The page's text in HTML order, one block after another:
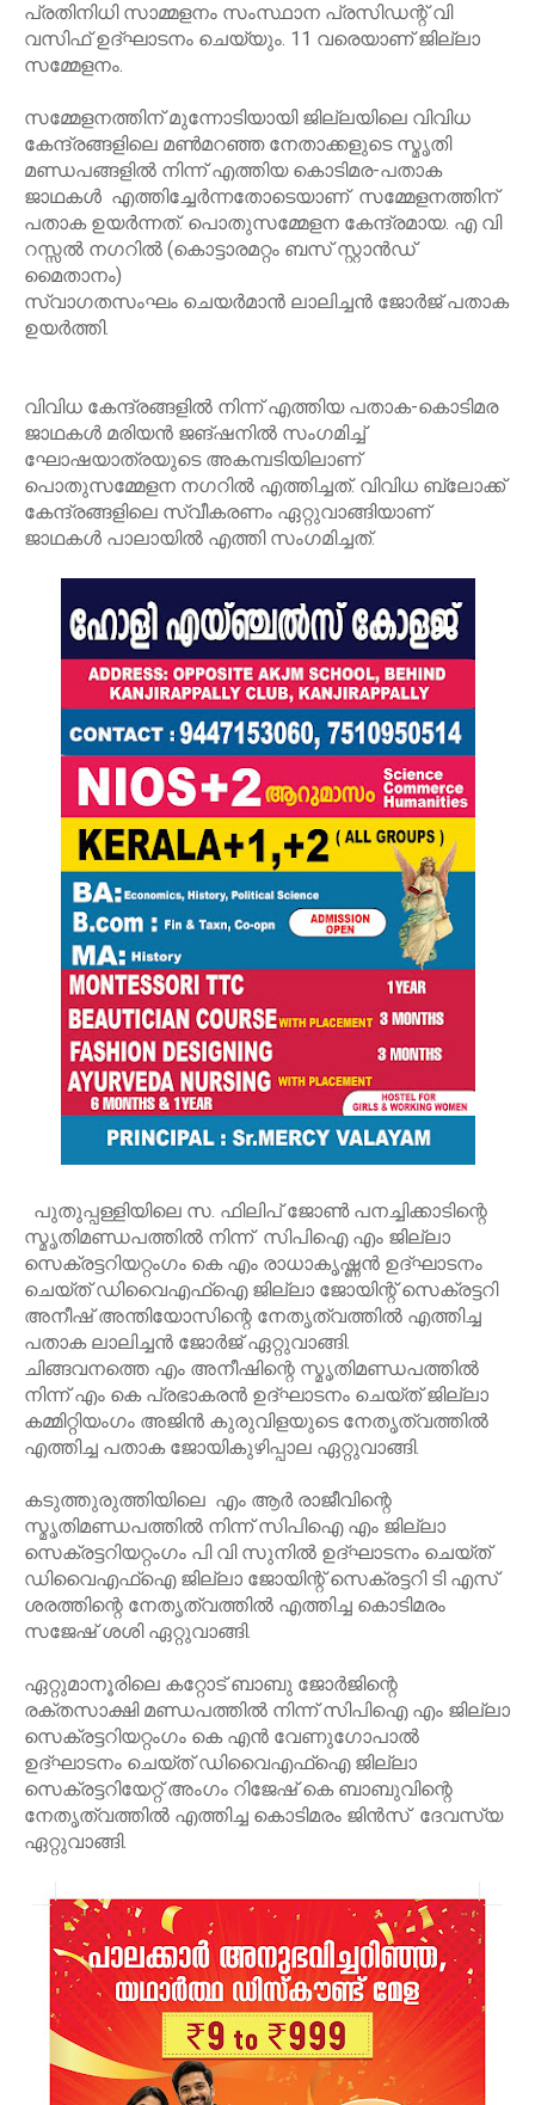
പ്രതിനിധി സാമ്മളനം സംസ്ഥാന പ്രസിഡന്റ് വി
വസിഫ് ഉദ്ഘാടനം ചെയ്യും. 11 വരെയാണ് ജില്ലാ
സമ്മേളനം.
സമ്മേളനത്തിന് മുന്നോടിയായി ജില്ലയിലെ വിവിധ
കേന്ദ്രങ്ങളിലെ മൺമറഞ്ഞ നേതാക്കളുടെ സ്മൃതി
മണ്ഡപങ്ങളിൽ നിന്ന് എത്തിയ കൊടിമര-പതാക
ജാഥകൾ എത്തിച്ചേർന്നതോടെയാണ് സമ്മേളനത്തിന്
പതാക ഉയർന്നത്. പൊതുസമ്മേളന കേന്ദ്രമായ. എ വി
റസ്സൽ നഗറിൽ (കൊട്ടാരമറ്റം ബസ് സ്റ്റാൻഡ്
മൈതാനം)
സ്വാഗതസംഘം ചെയർമാൻ ലാലിച്ചൻ ജോർജ്‌ പതാക
ഉയർത്തി.
വിവിധ കേന്ദ്രങ്ങളിൽ നിന്ന് എത്തിയ പതാക-കൊടിമര
ജാഥകൾ മരിയൻ ജങ്ഷനിൽ സംഗമിച്ച്
ഘോഷയാത്രയുടെ അകമ്പടിയിലാണ്
പൊതുസമ്മേളന നഗറിൽ എത്തിച്ചത്. വിവിധ ബ്ലോക്ക്
കേന്ദ്രങ്ങളിലെ സ്വീകരണം ഏറ്റുവാങ്ങിയാണ്
ജാഥകൾ പാലായിൽ എത്തി സംഗമിച്ചത്.
പുതുപ്പള്ളിയിലെ സ. ഫിലിപ് ജോൺ പനച്ചിക്കാടിന്റെ
സ്മൃതിമണ്ഡപത്തിൽ നിന്ന് സിപിഐ എം ജില്ലാ
സെക്രട്ടറിയറ്റംഗം കെ എം രാധാകൃഷ്ണൻ ഉദ്ഘാടനം
ചെയ്ത് ഡിവൈഎഫ്ഐ ജില്ലാ ജോയിന്റ് സെക്രട്ടറി
അനീഷ് അന്തിയോസിന്റെ നേതൃത്വത്തിൽ എത്തിച്ച
പതാക ലാലിച്ചൻ ജോർജ് ഏറ്റുവാങ്ങി.
​ചിങ്ങവനത്തെ എം അനീഷിന്റെ സ്മൃതിമണ്ഡപത്തിൽ
നിന്ന് എം കെ പ്രഭാകരൻ ഉദ്ഘാടനം ചെയ്ത്‌ ജില്ലാ
കമ്മിറ്റിയംഗം അജിൻ കുരുവിളയുടെ നേതൃത്വത്തിൽ
എത്തിച്ച പതാക ജോയികുഴിപ്പാല ഏറ്റുവാങ്ങി.
​കടുത്തുരുത്തിയിലെ എം ആർ രാജീവിന്റെ
സ്മൃതിമണ്ഡപത്തിൽ നിന്ന് സിപിഐ എം ജില്ലാ
സെക്രട്ടറിയറ്റംഗം പി വി സുനിൽ ഉദ്ഘാടനം ചെയ്ത്
ഡിവൈഎഫ്ഐ ജില്ലാ ജോയിന്റ് സെക്രട്ടറി ടി എസ്
ശരത്തിന്റെ നേതൃത്വത്തിൽ എത്തിച്ച ​കൊടിമരം
സജേഷ് ശശി ഏറ്റുവാങ്ങി.
ഏറ്റുമാനൂരിലെ കറ്റോട് ബാബു ജോർജിന്റെ
രക്തസാക്ഷി മണ്ഡപത്തിൽ നിന്ന് സിപിഐ എം ജില്ലാ
സെക്രട്ടറിയറ്റംഗം കെ എൻ വേണുഗോപാൽ
ഉദ്ഘാടനം ചെയ്ത് ഡിവൈഎഫ്ഐ ജില്ലാ
സെക്രട്ടറിയേറ്റ് അംഗം റിജേഷ് കെ ബാബുവിന്റെ
നേതൃത്വത്തിൽ എത്തിച്ച കൊടിമരം ജിൻസ് ദേവസ്യ
ഏറ്റുവാങ്ങി.